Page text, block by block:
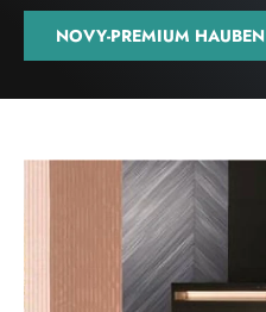
NOVY-PREMIUM HAUBEN